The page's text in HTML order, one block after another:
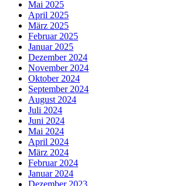
Mai 2025
April 2025
März 2025
Februar 2025
Januar 2025
Dezember 2024
November 2024
Oktober 2024
September 2024
August 2024
Juli 2024
Juni 2024
Mai 2024
April 2024
März 2024
Februar 2024
Januar 2024